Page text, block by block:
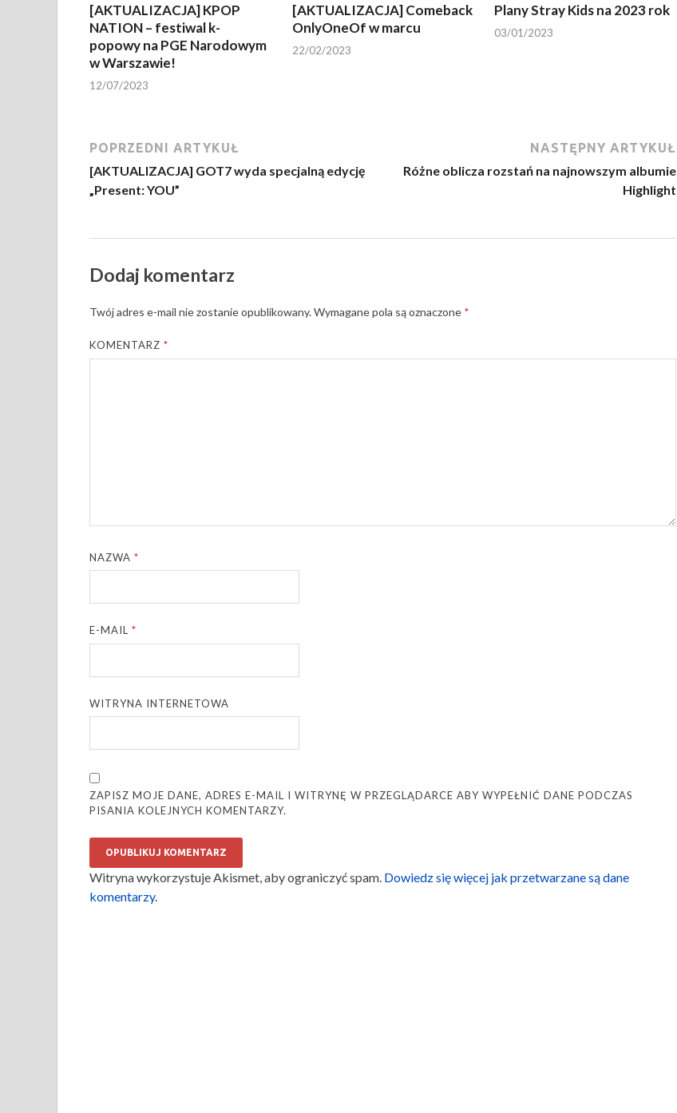
[AKTUALIZACJA] KPOP
NATION – festiwal k-
popowy na PGE Narodowym
w Warszawie!
12/07/2023
[AKTUALIZACJA] Comeback
OnlyOneOf w marcu
22/02/2023
Plany Stray Kids na 2023 rok
03/01/2023
POPRZEDNI ARTYKUŁ
[AKTUALIZACJA] GOT7 wyda specjalną edycję
„Present: YOU”
NASTĘPNY ARTYKUŁ
Różne oblicza rozstań na najnowszym albumie
Highlight
Dodaj komentarz
Twój adres e-mail nie zostanie opublikowany.Wymagane pola są oznaczone *
KOMENTARZ*
NAZWA*
E-MAIL*
WITRYNA INTERNETOWA
ZAPISZ MOJE DANE, ADRES E-MAIL I WITRYNĘ W PRZEGLĄDARCE ABY WYPEŁNIĆ DANE PODCZAS
PISANIA KOLEJNYCH KOMENTARZY.
Witryna wykorzystuje Akismet, aby ograniczyć spam. Dowiedz się więcej jak przetwarzane są dane
komentarzy.